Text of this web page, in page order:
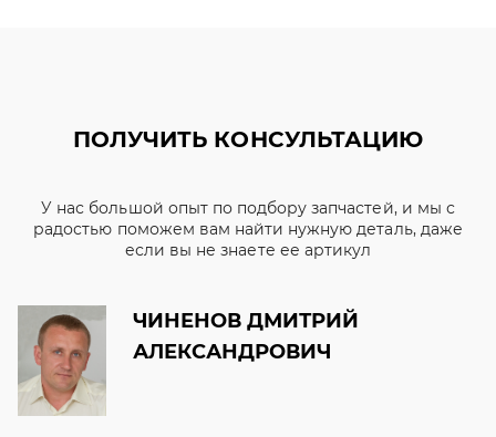
ПОЛУЧИТЬ КОНСУЛЬТАЦИЮ
У нас большой опыт по подбору запчастей, и мы с
радостью поможем вам найти нужную деталь, даже
если вы не знаете ее артикул
ЧИНЕНОВ ДМИТРИЙ
АЛЕКСАНДРОВИЧ